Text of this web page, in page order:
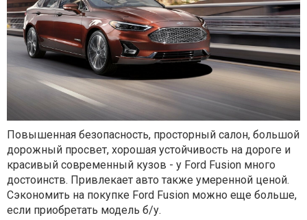
Повышенная безопасность, просторный салон, большой
дорожный просвет, хорошая устойчивость на дороге и
красивый современный кузов - у Ford Fusion много
достоинств. Привлекает авто также умеренной ценой.
Сэкономить на покупке Ford Fusion можно еще больше,
если приобретать модель б/у.